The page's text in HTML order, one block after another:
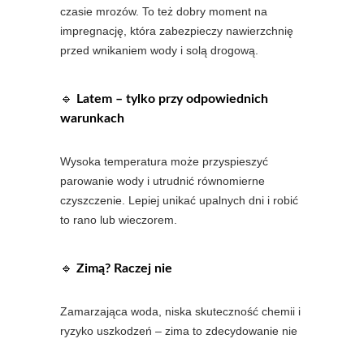
czasie mrozów. To też dobry moment na
impregnację, która zabezpieczy nawierzchnię
przed wnikaniem wody i solą drogową.
🔹
Latem – tylko przy odpowiednich
warunkach
Wysoka temperatura może przyspieszyć
parowanie wody i utrudnić równomierne
czyszczenie. Lepiej unikać upalnych dni i robić
to rano lub wieczorem.
🔹 Zimą? Raczej nie
Zamarzająca woda, niska skuteczność chemii i
ryzyko uszkodzeń – zima to zdecydowanie nie